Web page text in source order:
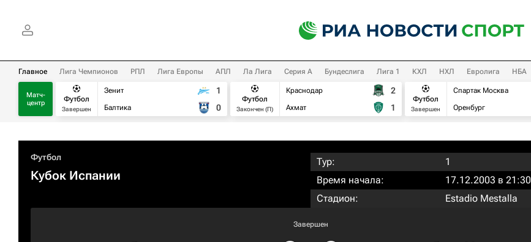
Главное Лига Чемпионов РПЛ Лига Европы АПЛ Ла Лига Серия А Бундеслига Лига 1 КХЛ НХЛ Евролига НБА
Матч-
центр
Футбол
Завершен
Зенит
Балтика
1
0
Футбол
Закончен (П)
Краснодар
Ахмат
2
1
Футбол
Завершен
Спартак Москва
Оренбург
Футбол
Кубок Испании
Тур:
1
Время начала:
17.12.2003 в 21:30
Стадион:
Estadio Mestalla
Завершен